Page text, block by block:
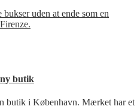
uden at ende som en
butik
butik i København. Mærket har et